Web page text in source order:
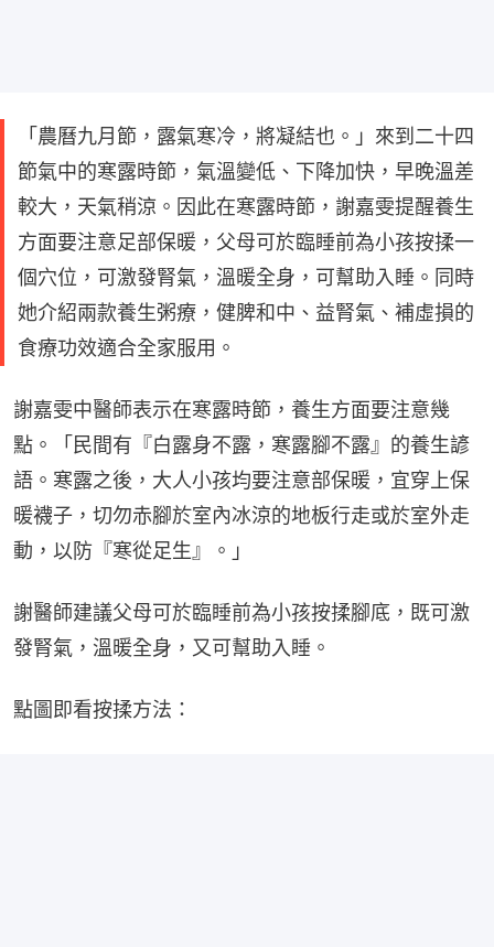
「農曆九月節，露氣寒冷，將凝結也。」來到二十四
節氣中的寒露時節，氣溫變低、下降加快，早晚溫差
較大，天氣稍涼。因此在寒露時節，謝嘉雯提醒養生
方面要注意足部保暖，父母可於臨睡前為小孩按揉一
個穴位，可激發腎氣，溫暖全身，可幫助入睡。同時
她介紹兩款養生粥療，健脾和中、益腎氣、補虛損的
食療功效適合全家服用。
謝嘉雯中醫師表示在寒露時節，養生方面要注意幾
點。「民間有『白露身不露，寒露腳不露』的養生諺
語。寒露之後，大人小孩均要注意部保暖，宜穿上保
暖襪子，切勿赤腳於室內冰涼的地板行走或於室外走
動，以防『寒從足生』。」
謝醫師建議父母可於臨睡前為小孩按揉腳底，既可激
發腎氣，溫暖全身，又可幫助入睡。
點圖即看按揉方法：